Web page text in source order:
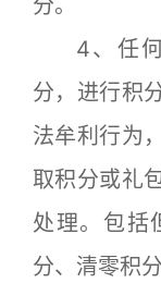
分。
4、任何
分，进行积
法牟利行为
取积分或礼
处理。包括
分、清零积